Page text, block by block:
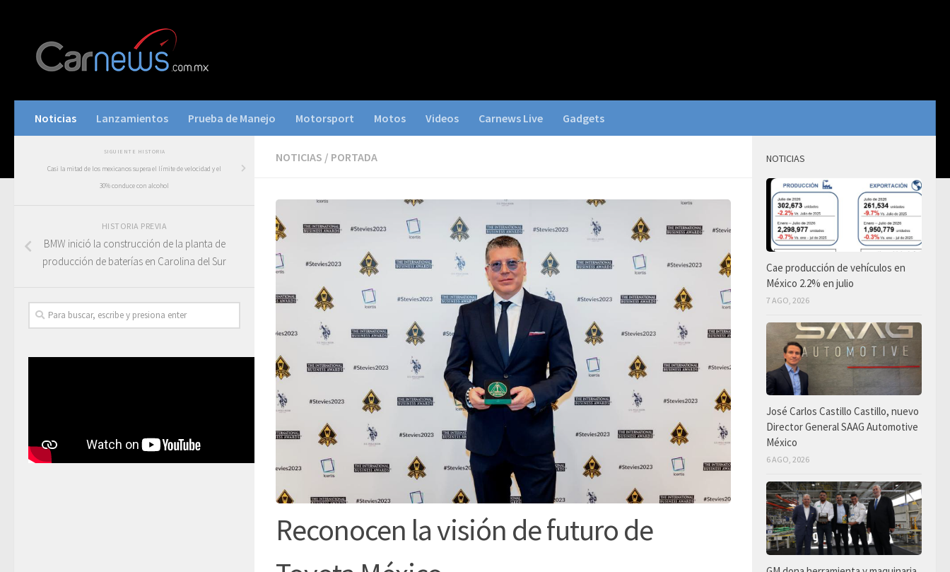
Noticias Lanzamientos Prueba de Manejo Motorsport Motos Videos Carnews Live Gadgets
NOTICIAS / PORTADA
Reconocen la visión de futuro de
SIGUIENTE HISTORIA
Casi la mitad de los mexicanos supera el límite de velocidad y el
30% conduce con alcohol
HISTORIA PREVIA
BMW inició la construcción de la planta de
producción de baterías en Carolina del Sur
NOTICIAS
Cae producción de vehículos en
México 2.2% en julio
7 AGO, 2026
José Carlos Castillo Castillo, nuevo
Director General SAAG Automotive
México
6 AGO, 2026